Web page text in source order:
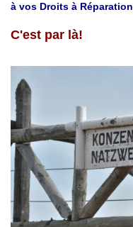
à vos Droits à
C'est par là!